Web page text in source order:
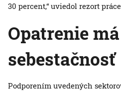
30 percent,“ uviedol rezort
Opatrenie
sebestačnosť
Podporením uvedených